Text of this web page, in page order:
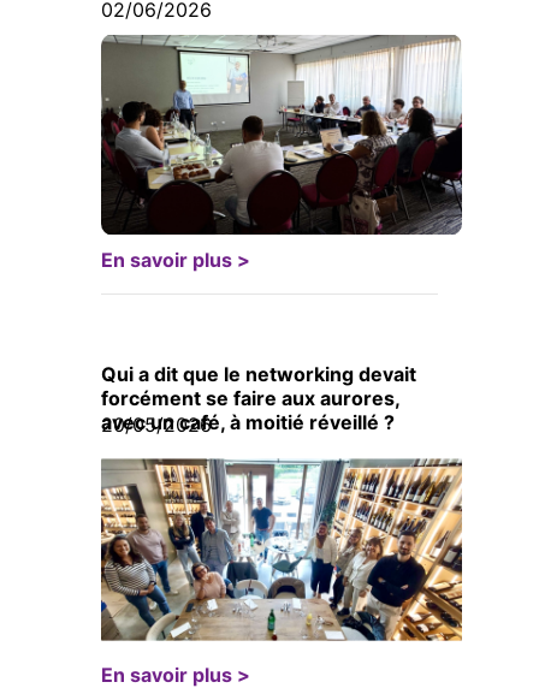
02/06/2026
En savoir plus >
Qui a dit que le networking devait
forcément se faire aux aurores,
avec un café, à moitié réveillé ?
20/05/2026
En savoir plus >